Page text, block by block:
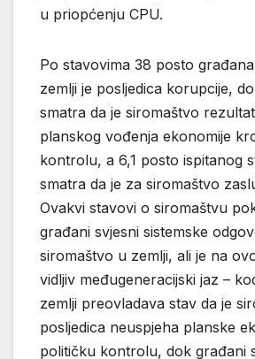
u priopćenju CPU.
Po stavovima 38 posto
zemlji je posljedica korupcije,
smatra da je siromaštvo
planskog vođenja ekonomije
kontrolu, a 6,1 posto ispitanog
smatra da je za siromaštvo
Ovakvi stavovi o siromaštvu
građani svjesni sistemske
siromaštvo u zemlji, ali je na
vidljiv međugeneracijski jaz –
zemlji preovladava stav da je
posljedica neuspjeha planske
političku kontrolu, dok građani